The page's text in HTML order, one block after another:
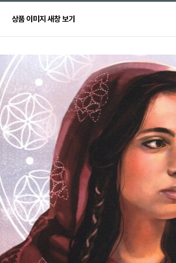
상품 이미지 새창 보기